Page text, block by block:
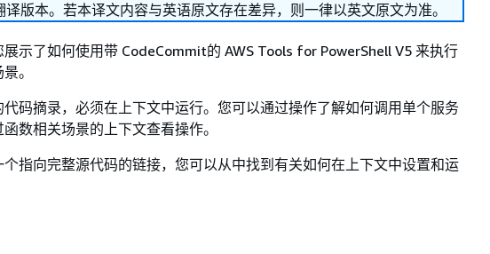
版本。若本译文内容与英语原文存在差异，则一律以英文原文为准。
示了如何使用带 CodeCommit的 AWS Tools for PowerShell V5 来执行
。
码摘录，必须在上下文中运行。您可以通过操作了解如何调用单个服务
数相关场景的上下文查看操作。
指向完整源代码的链接，您可以从中找到有关如何在上下文中设置和运